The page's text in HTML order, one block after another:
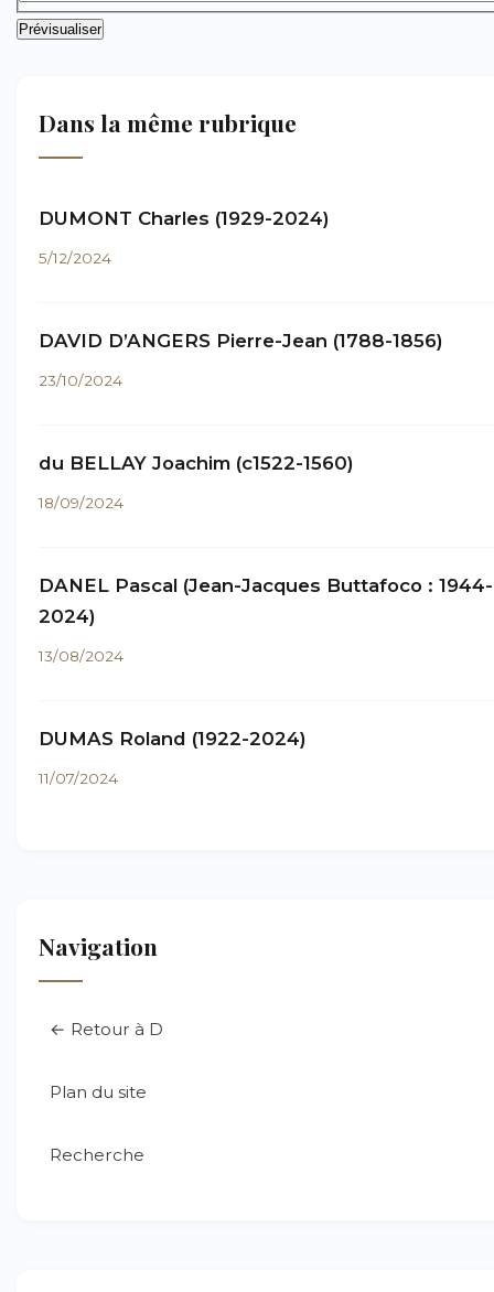
Dans la même rubrique
DUMONT Charles (1929-2024)
5/12/2024
DAVID D’ANGERS Pierre-Jean (1788-1856)
23/10/2024
du BELLAY Joachim (c1522-1560)
18/09/2024
DANEL Pascal (Jean-Jacques Buttafoco : 1944-
2024)
13/08/2024
DUMAS Roland (1922-2024)
11/07/2024
Navigation
← Retour à D
Plan du site
Recherche